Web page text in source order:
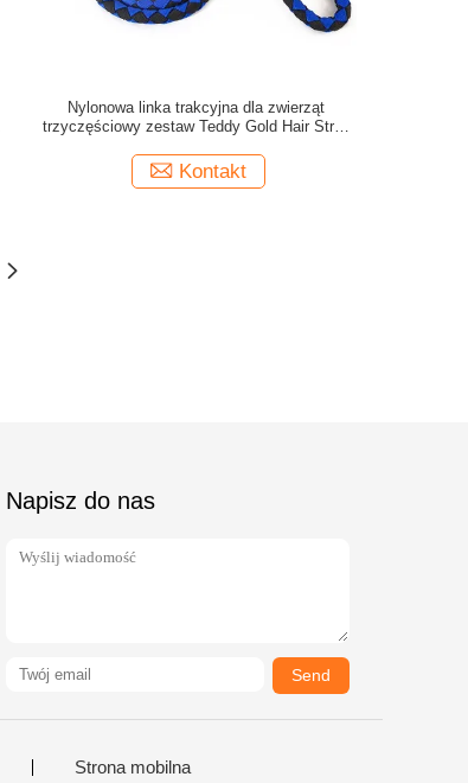
Nylonowa linka trakcyjna dla zwierząt
trzyczęściowy zestaw Teddy Gold Hair Strap
Kontakt
Napisz do nas
Send
Strona mobilna